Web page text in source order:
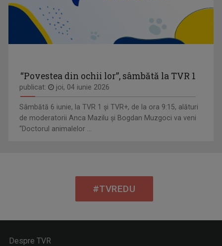
“Povestea din ochii lor”, sâmbătă la TVR 1
publicat: joi, 04 iunie 2026
Sâmbătă 6 iunie, la TVR 1 și TVR+, de la ora 9:15, alături
de moderatorii Anca Mazilu şi Bogdan Muzgoci va veni
“Doctorul animalelor ...
#TVREDU
Despre TVR